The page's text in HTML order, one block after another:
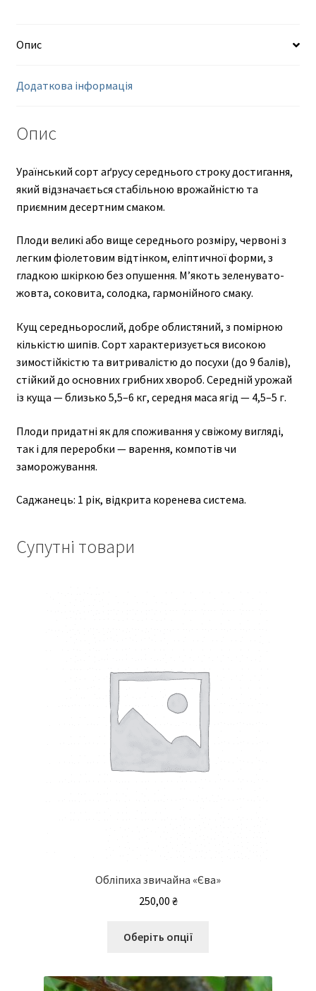
Опис
Додаткова інформація
Опис
Ураїнський сорт аґрусу середнього строку достигання,
який відзначається стабільною врожайністю та
приємним десертним смаком.
Плоди великі або вище середнього розміру, червоні з
легким фіолетовим відтінком, еліптичної форми, з
гладкою шкіркою без опушення. М’якоть зеленувато-
жовта, соковита, солодка, гармонійного смаку.
Кущ середньорослий, добре облистяний, з помірною
кількістю шипів. Сорт характеризується високою
зимостійкістю та витривалістю до посухи (до 9 балів),
стійкий до основних грибних хвороб. Середній урожай
із куща — близько 5,5–6 кг, середня маса ягід — 4,5–5 г.
Плоди придатні як для споживання у свіжому вигляді,
так і для переробки — варення, компотів чи
заморожування.
Саджанець: 1 рік, відкрита коренева система.
Супутні товари
Обліпиха звичайна «Єва»
250,00 ₴
Оберіть опції
кілька